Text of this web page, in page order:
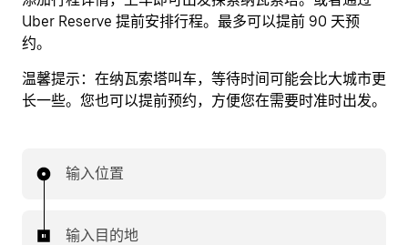
Uber Reserve 提前安排行程。最多可以提前 90 天预
约。
温馨提示： 在纳瓦索塔叫车，等待时间可能会比大城市更
长一些。您也可以提前预约，方便您在需要时准时出发。
输入位置
输入目的地